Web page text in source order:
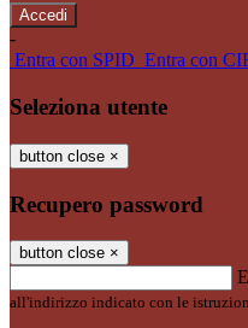
-
Entra con SPID Entra con
Seleziona utente
button close ×
Recupero password
button close ×
all'indirizzo indicato con le